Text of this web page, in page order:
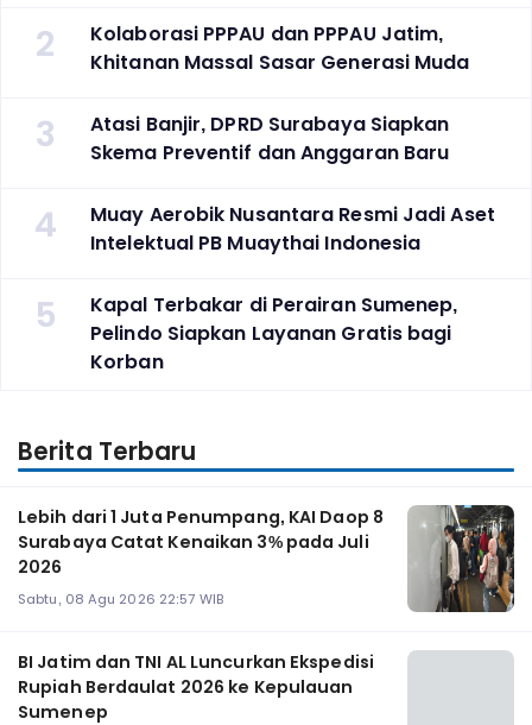
2
Kolaborasi PPPAU dan PPPAU Jatim,
Khitanan Massal Sasar Generasi Muda
3
Atasi Banjir, DPRD Surabaya Siapkan
Skema Preventif dan Anggaran Baru
4
Muay Aerobik Nusantara Resmi Jadi Aset
Intelektual PB Muaythai Indonesia
5
Kapal Terbakar di Perairan Sumenep,
Pelindo Siapkan Layanan Gratis bagi
Korban
Berita Terbaru
Lebih dari 1 Juta Penumpang, KAI Daop 8
Surabaya Catat Kenaikan 3% pada Juli
2026
Sabtu, 08 Agu 2026 22:57 WIB
BI Jatim dan TNI AL Luncurkan Ekspedisi
Rupiah Berdaulat 2026 ke Kepulauan
Sumenep